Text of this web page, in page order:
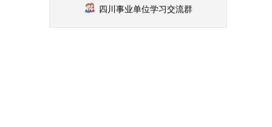
四川事业单位学习交流群